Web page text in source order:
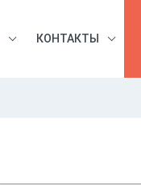
АБРАЗИВЫ
КОНТАКТЫ